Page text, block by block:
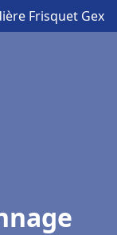
Frisquet Gex